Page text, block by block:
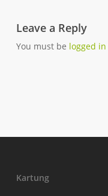
Leave a Reply
You must be logged in
Kartung